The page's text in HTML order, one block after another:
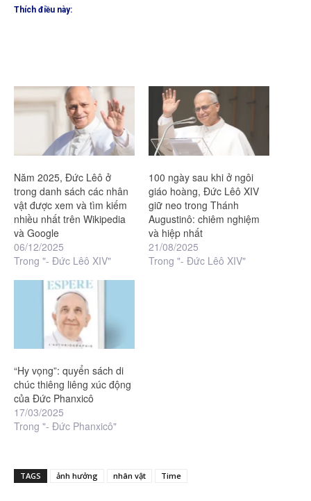
Thích điều này:
Năm 2025, Đức Lêô ở
trong danh sách các nhân
vật được xem và tìm kiếm
nhiều nhất trên Wikipedia
và Google
06/12/2025
Trong "- Đức Lêô XIV"
100 ngày sau khi ở ngôi
giáo hoàng, Đức Lêô XIV
giữ neo trong Thánh
Augustinô: chiêm nghiệm
và hiệp nhất
21/08/2025
Trong "- Đức Lêô XIV"
“Hy vọng”: quyển sách di
chúc thiêng liêng xúc động
của Đức Phanxicô
17/03/2025
Trong "- Đức Phanxicô"
TAGS ảnh hưởng nhân vật Time